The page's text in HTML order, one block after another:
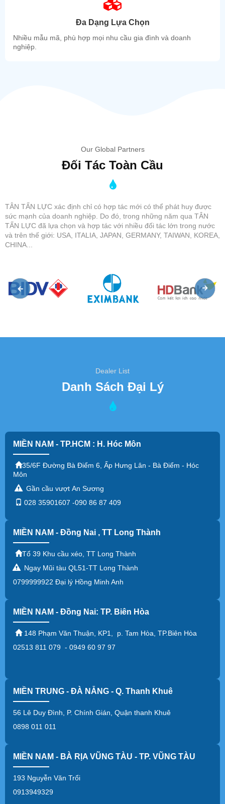
Đa Dạng Lựa Chọn
Nhiều mẫu mã, phù hợp mọi nhu cầu gia đình và doanh
nghiệp.
Our Global Partners
Đối Tác Toàn Cầu
TÂN TẤN LỰC xác định chỉ có hợp tác mới có thể phát huy được
sức mạnh của doanh nghiệp. Do đó, trong những năm qua TÂN
TẤN LỰC đã lựa chọn và hợp tác với nhiều đối tác lớn trong nước
và trên thế giới: USA, ITALIA, JAPAN, GERMANY, TAIWAN, KOREA,
CHINA...
Dealer List
Danh Sách Đại Lý
MIỀN NAM - TP.HCM : H. Hóc Môn
35/6F Đường Bà Điểm 6, Ấp Hưng Lân - Bà Điểm - Hóc
Môn
Gần cầu vượt An Sương
028 35901607 -090 86 87 409
MIỀN NAM - Đồng Nai , TT Long Thành
Tổ 39 Khu cầu xéo, TT Long Thành
Ngay Mũi tàu QL51-TT Long Thành
0799999922 Đại lý Hồng Minh Anh
MIỀN NAM - Đồng Nai: TP. Biên Hòa
148 Phạm Văn Thuận, KP1, p. Tam Hòa, TP.Biên Hòa
02513 811 079 - 0949 60 97 97
MIỀN TRUNG - ĐÀ NẴNG - Q. Thanh Khuê
56 Lê Duy Đình, P. Chính Gián, Quận thanh Khuê
0898 011 011
MIỀN NAM - BÀ RỊA VŨNG TÀU - TP. VŨNG TÀU
193 Nguyễn Văn Trổi
0913949329